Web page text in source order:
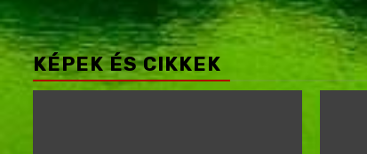
KÉPEK ÉS CIKKEK